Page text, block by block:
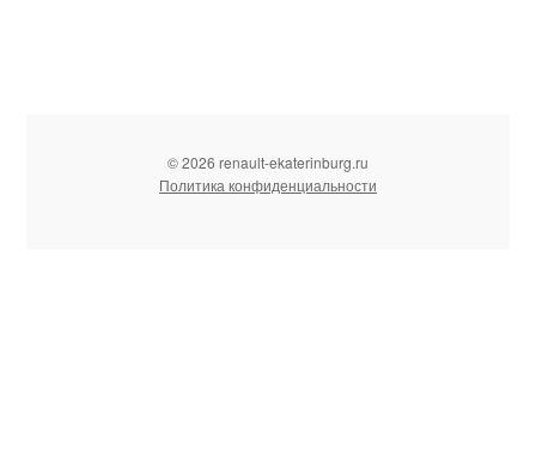
© 2026 renault-ekaterinburg.ru
Политика конфиденциальности